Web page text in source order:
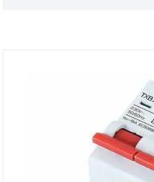
alta velocità come
come circuito